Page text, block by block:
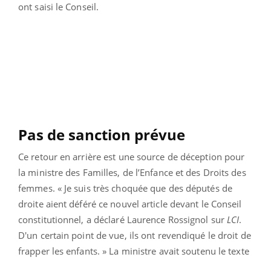
ont saisi le Conseil.
Pas de sanction prévue
Ce retour en arrière est une source de déception pour
la ministre des Familles, de l’Enfance et des Droits des
femmes. « Je suis très choquée que des députés de
droite aient déféré ce nouvel article devant le Conseil
constitutionnel, a déclaré Laurence Rossignol surLCI.
D'un certain point de vue, ils ont revendiqué le droit de
frapper les enfants. » La ministre avait soutenu le texte